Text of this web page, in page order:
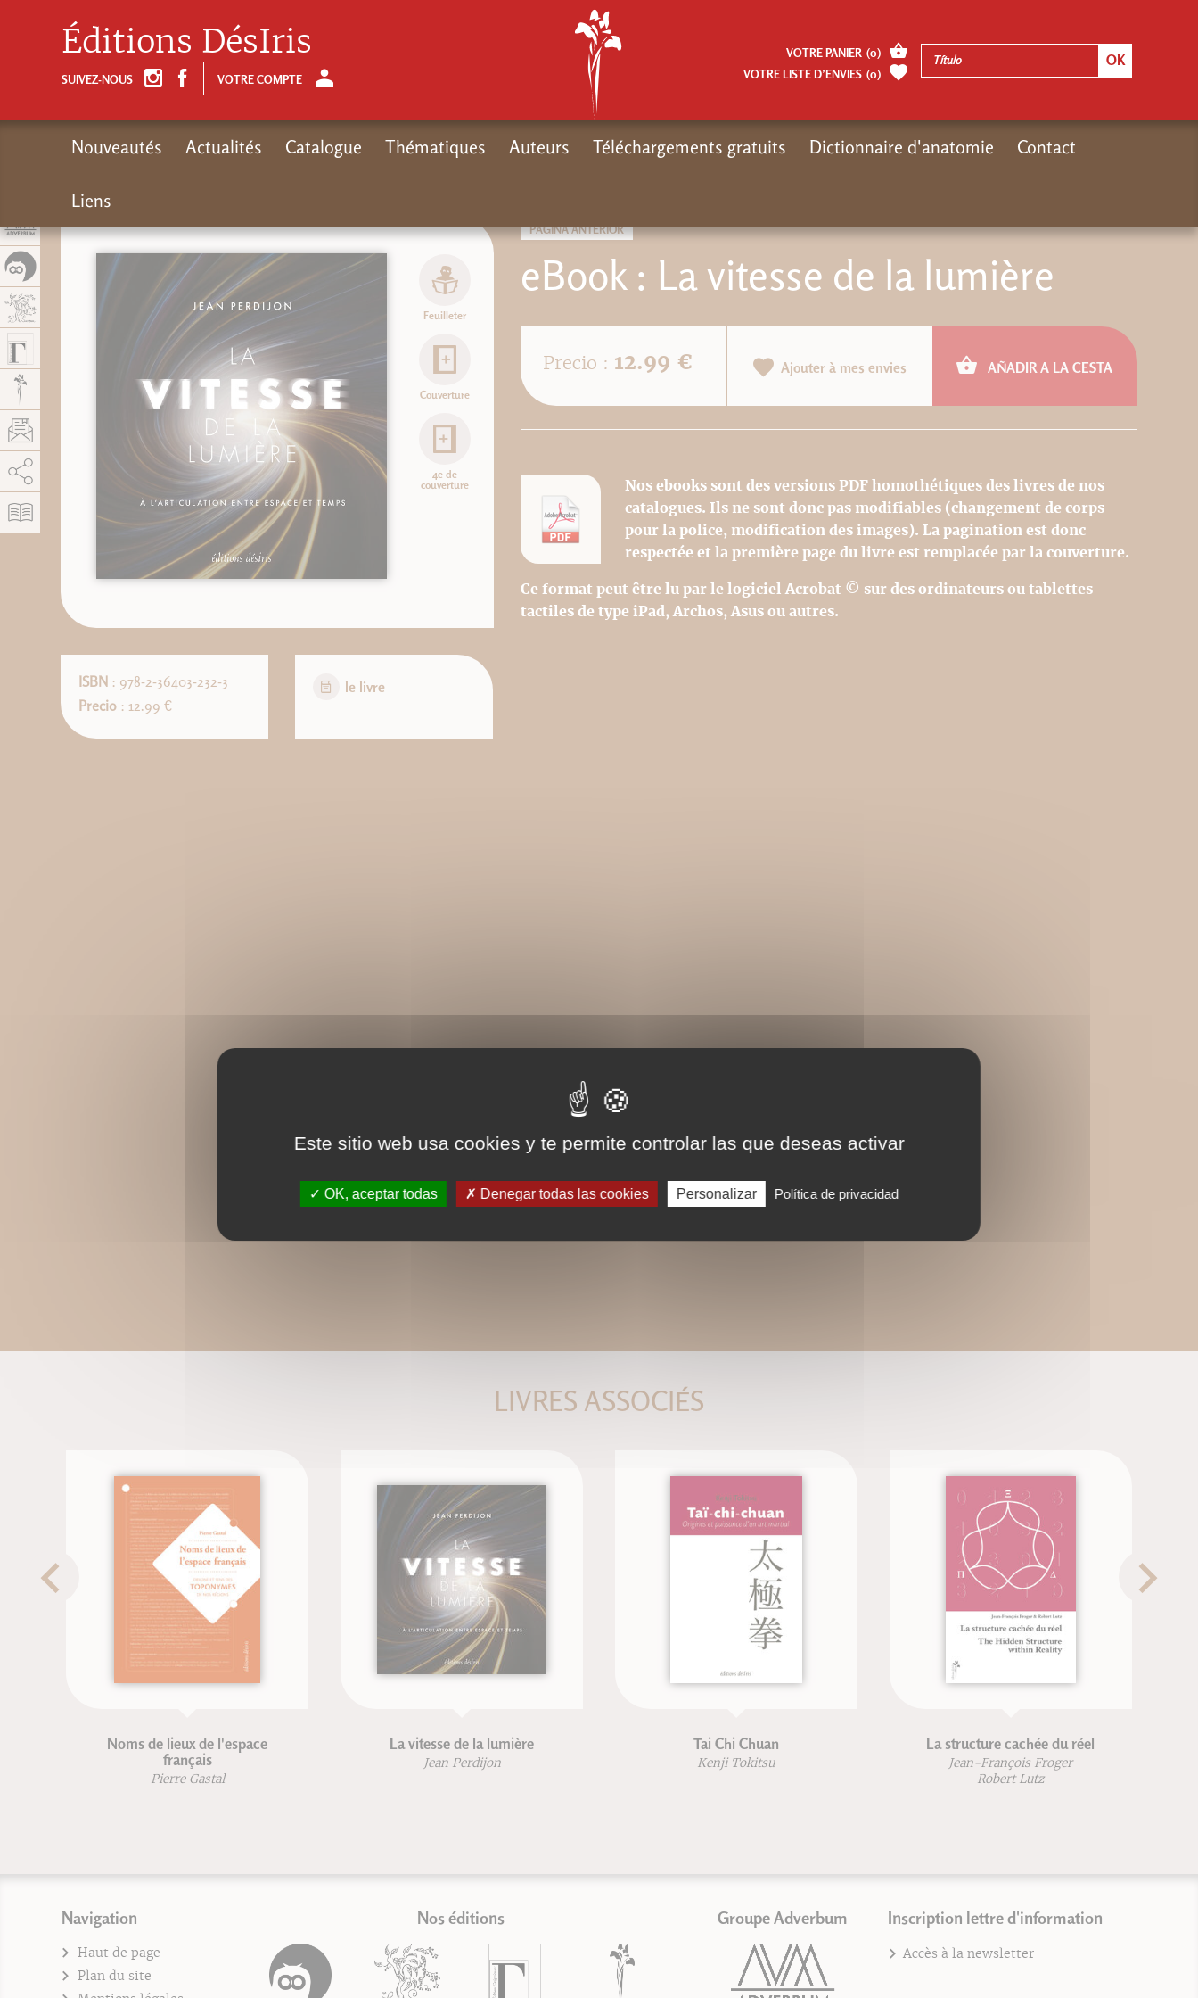
PÁGINA ANTERIOR
eBook : La vitesse de la lumière
Feuilleter
Couverture
4e de
couverture
ISBN : 978-2-36403-232-3
Precio: 12.99 €
le livre
Precio : 12.99 € Ajouter à mes envies AÑADIR A LA CESTA
Nos ebooks sont des versions PDF homothétiques des livres de nos
catalogues. Ils ne sont donc pas modifiables (changement de corps
pour la police, modification des images). La pagination est donc
respectée et la première page du livre est remplacée par la couverture.
Ce format peut être lu par le logiciel Acrobat © sur des ordinateurs ou tablettes
tactiles de type iPad, Archos, Asus ou autres.
LIVRES ASSOCIÉS
Noms de lieux de l'espace
français
Pierre Gastal
La vitesse de la lumière
Jean Perdijon
Tai Chi Chuan
Kenji Tokitsu
La structure cachée du réel
Jean-François Froger
Robert Lutz
Navigation
Haut de page
Plan du site
Nos éditions Groupe Adverbum Inscription lettre d'information
Accès à la newsletter
Éditions DésIris
SUIVEZ-NOUS VOTRE COMPTE
VOTRE PANIER (0)
VOTRE LISTE D’ENVIES (0)
Nouveautés Actualités Catalogue Thématiques Auteurs Téléchargements gratuits Dictionnaire d'anatomie Contact
Liens
AddThis está deshabilitado. Permitir
Este sitio web usa cookies y te permite controlar las que deseas activar
OK, aceptar todas Denegar todas las cookies Personalizar Política de privacidad